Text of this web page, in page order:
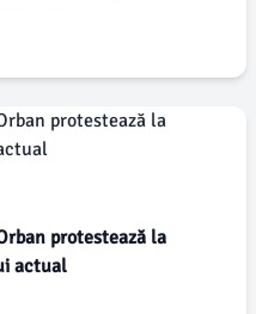
protestează la
actual